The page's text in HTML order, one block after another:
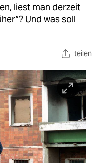
liest man derzeit
Und was soll
teilen